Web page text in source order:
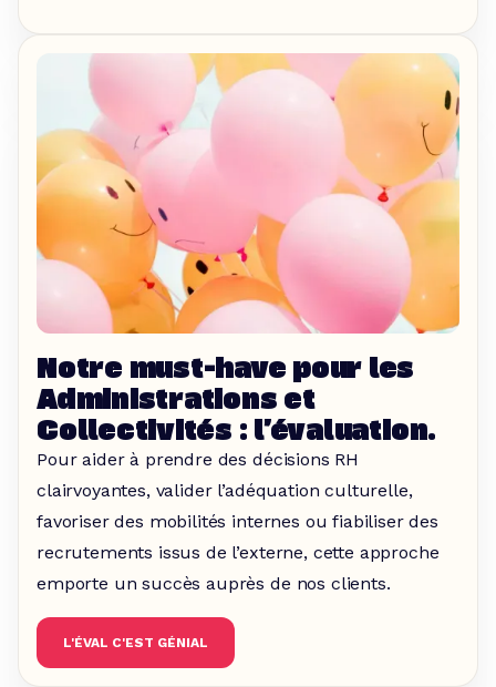
Notre must-have pour les
Administrations et
Collectivités : l’évaluation.
Pour aider à prendre des décisions RH
clairvoyantes, valider l’adéquation culturelle,
favoriser des mobilités internes ou fiabiliser des
recrutements issus de l’externe, cette approche
emporte un succès auprès de nos clients.
L'ÉVAL C'EST GÉNIAL